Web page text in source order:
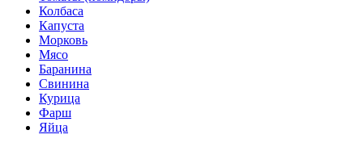
Колбаса
Капуста
Морковь
Мясо
Баранина
Свинина
Курица
Фарш
Яйца